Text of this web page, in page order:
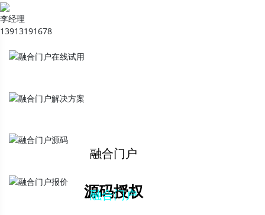
李经理
13913191678
解决方案下载
融合门户
源码授权
融合门户